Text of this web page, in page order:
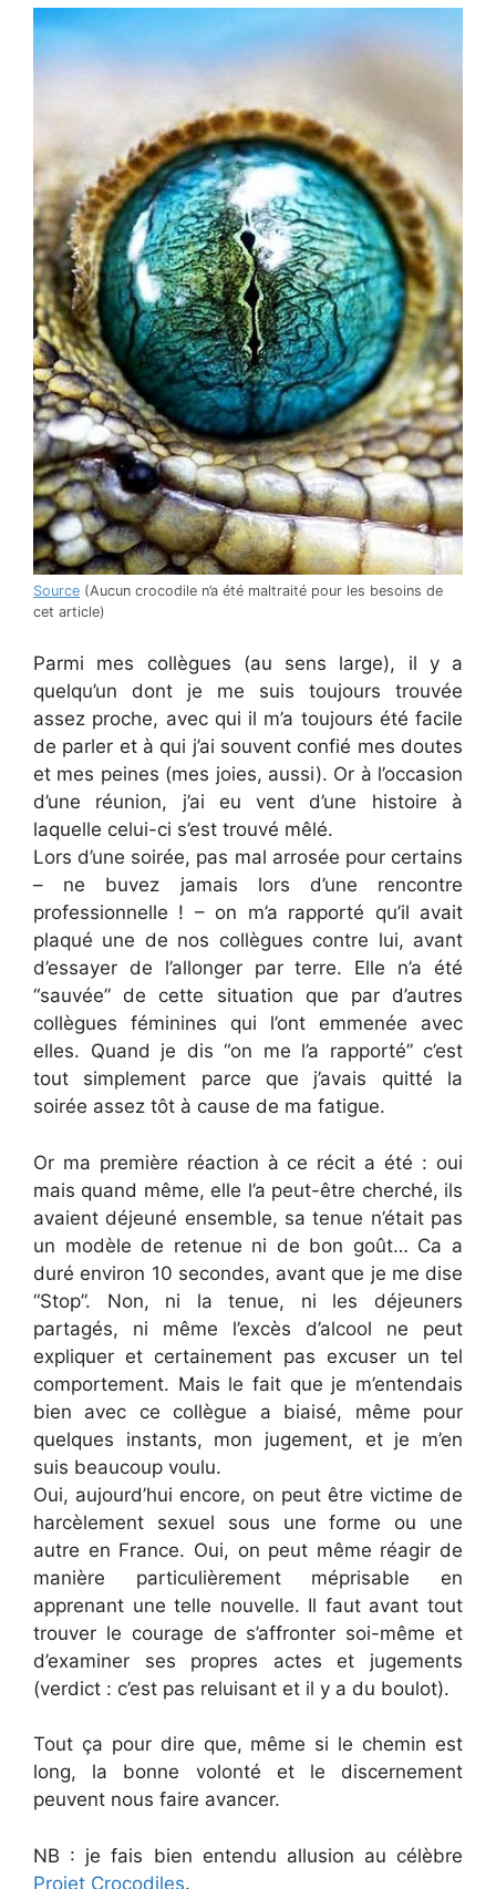
Source (Aucun crocodile n’a été maltraité pour les besoins de
cet article)
Parmi mes collègues (au sens large), il y a
quelqu’un dont je me suis toujours trouvée
assez proche, avec qui il m’a toujours été facile
de parler et à qui j’ai souvent confié mes doutes
et mes peines (mes joies, aussi). Or à l’occasion
d’une réunion, j’ai eu vent d’une histoire à
laquelle celui-ci s’est trouvé mêlé.
Lors d’une soirée, pas mal arrosée pour certains
– ne buvez jamais lors d’une rencontre
professionnelle ! – on m’a rapporté qu’il avait
plaqué une de nos collègues contre lui, avant
d’essayer de l’allonger par terre. Elle n’a été
“sauvée” de cette situation que par d’autres
collègues féminines qui l’ont emmenée avec
elles. Quand je dis “on me l’a rapporté” c’est
tout simplement parce que j’avais quitté la
soirée assez tôt à cause de ma fatigue.
Or ma première réaction à ce récit a été : oui
mais quand même, elle l’a peut-être cherché, ils
avaient déjeuné ensemble, sa tenue n’était pas
un modèle de retenue ni de bon goût… Ca a
duré environ 10 secondes, avant que je me dise
“Stop”. Non, ni la tenue, ni les déjeuners
partagés, ni même l’excès d’alcool ne peut
expliquer et certainement pas excuser un tel
comportement. Mais le fait que je m’entendais
bien avec ce collègue a biaisé, même pour
quelques instants, mon jugement, et je m’en
suis beaucoup voulu.
Oui, aujourd’hui encore, on peut être victime de
harcèlement sexuel sous une forme ou une
autre en France. Oui, on peut même réagir de
manière particulièrement méprisable en
apprenant une telle nouvelle. Il faut avant tout
trouver le courage de s’affronter soi-même et
d’examiner ses propres actes et jugements
(verdict : c’est pas reluisant et il y a du boulot).
Tout ça pour dire que, même si le chemin est
long, la bonne volonté et le discernement
peuvent nous faire avancer.
NB : je fais bien entendu allusion au célèbre
Projet Crocodiles.